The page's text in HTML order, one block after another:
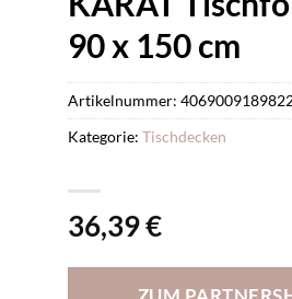
90 x 150 cm
36,39€
Artikelnummer:
Kategorie: Tischdecken